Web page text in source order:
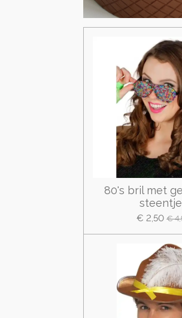
80's bril met
€ 2,50 €